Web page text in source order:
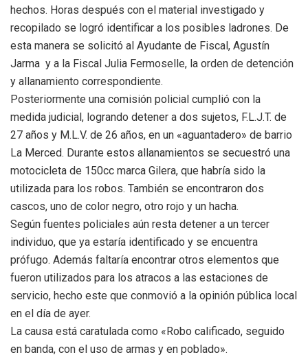
hechos. Horas después con el material investigado y
recopilado se logró identificar a los posibles ladrones. De
esta manera se solicitó al Ayudante de Fiscal, Agustín
Jarma y a la Fiscal Julia Fermoselle, la orden de detención
y allanamiento correspondiente.
Posteriormente una comisión policial cumplió con la
medida judicial, logrando detener a dos sujetos, F.L.J.T. de
27 años y M.L.V. de 26 años, en un «aguantadero» de barrio
La Merced. Durante estos allanamientos se secuestró una
motocicleta de 150cc marca Gilera, que habría sido la
utilizada para los robos. También se encontraron dos
cascos, uno de color negro, otro rojo y un hacha.
Según fuentes policiales aún resta detener a un tercer
individuo, que ya estaría identificado y se encuentra
prófugo. Además faltaría encontrar otros elementos que
fueron utilizados para los atracos a las estaciones de
servicio, hecho este que conmovió a la opinión pública local
en el día de ayer.
La causa está caratulada como «Robo calificado, seguido
en banda, con el uso de armas y en poblado».